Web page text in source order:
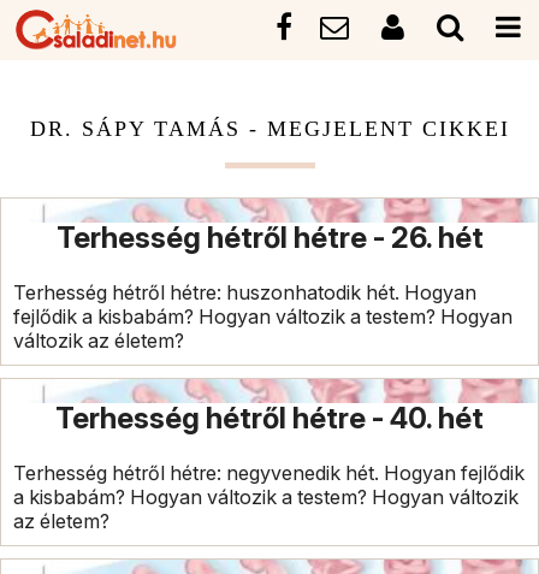
DR. SÁPY TAMÁS - MEGJELENT CIKKEI
Terhesség hétről hétre - 26. hét
Terhesség hétről hétre: huszonhatodik hét. Hogyan
fejlődik a kisbabám? Hogyan változik a testem? Hogyan
változik az életem?
Terhesség hétről hétre - 40. hét
Terhesség hétről hétre: negyvenedik hét. Hogyan fejlődik
a kisbabám? Hogyan változik a testem? Hogyan változik
az életem?